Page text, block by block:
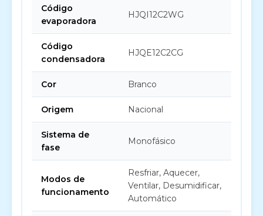
Código
evaporadora
HJQI12C2WG
Código
condensadora
HJQE12C2CG
Cor Branco
Origem Nacional
Sistema de
fase
Monofásico
Modos de
funcionamento
Resfriar, Aquecer,
Ventilar, Desumidificar,
Automático